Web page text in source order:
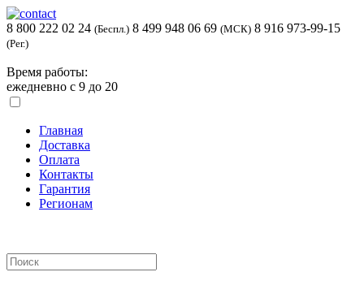
8 800 222 02 24 (Беспл.) 8 499 948 06 69 (МСК) 8 916 973-99-15
(Рег.)
Время работы:
ежедневно с 9 до 20
Главная
Доставка
Оплата
Контакты
Гарантия
Регионам